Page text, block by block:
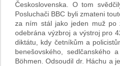
Československa. O tom
Posluchači BBC byli zmateni
za ním stál jako jeden muž po
odebrána výzbroj a výstroj pro
diktátu, kdy četníkům a
benešovského, sedlčanského
Böhmen. Odsoudil dr. Háchu a